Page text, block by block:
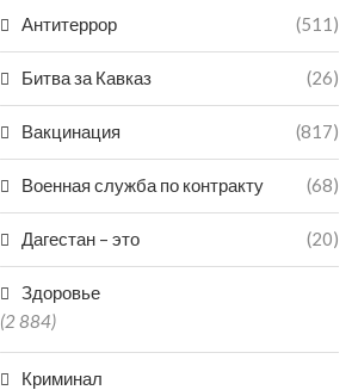
Антитеррор (511)
Битва за Кавказ (26)
Вакцинация (817)
Военная служба по контракту (68)
Дагестан – это (20)
Здоровье
(2 884)
Криминал